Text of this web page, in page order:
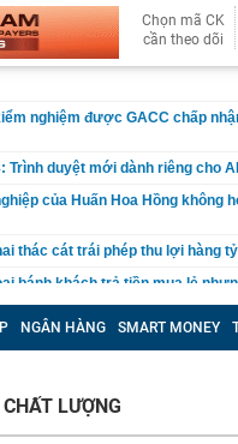
Chọn mã CK
cần theo dõi
nghiệm được GACC chấp
Trình duyệt mới dành riêng cho
của Huấn Hoa Hồng không
thác cát trái phép thu lợi hàng
bánh khách trả tiền mua lẻ
do nằm ngay trong cái tên
tâm đóng điện 14 dự án khu vực
hơn 300 năm, được đấu giá gần
200 triệu đồng nếu người
NGÂN HÀNG SMART MONEY
LƯỢNG